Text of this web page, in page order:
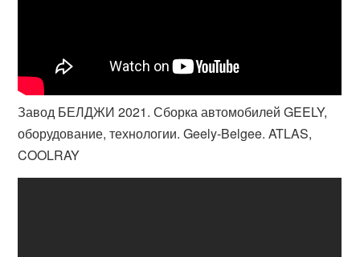
Завод БЕЛДЖИ 2021. Сборка автомобилей GEELY,
оборудование, технологии. Geely-Belgee. ATLAS,
COOLRAY